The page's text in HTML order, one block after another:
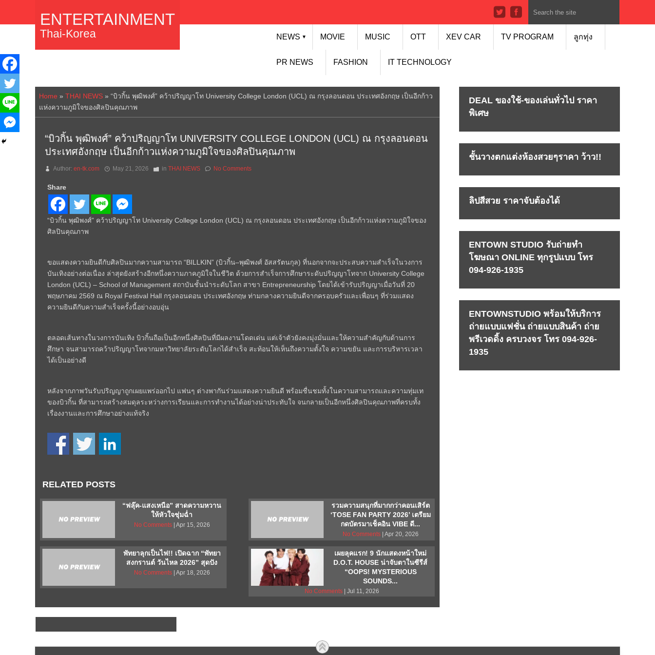
NEWS ▼ MOVIE MUSIC OTT XEV CAR TV PROGRAM ลูกทุ่ง
PR NEWS FASHION IT TECHNOLOGY
ENTERTAINMENT
Thai-Korea
Home » THAI NEWS » “บิวกิ้น พุฒิพงศ์” คว้าปริญญาโท University College London (UCL) ณ กรุงลอนดอน ประเทศอังกฤษ เป็นอีกก้าว
แห่งความภูมิใจของศิลปินคุณภาพ
“บิวกิ้น พุฒิพงศ์” คว้าปริญญาโท UNIVERSITY COLLEGE LONDON (UCL) ณ กรุงลอนดอน
ประเทศอังกฤษ เป็นอีกก้าวแห่งความภูมิใจของศิลปินคุณภาพ
Author: en-tk.com May 21, 2026 in THAI NEWS No Comments
Share
“บิวกิ้น พุฒิพงศ์” คว้าปริญญาโท University College London (UCL) ณ กรุงลอนดอน ประเทศอังกฤษ เป็นอีกก้าวแห่งความภูมิใจของ
ศิลปินคุณภาพ
ขอแสดงความยินดีกับศิลปินมากความสามารถ “BILLKIN” (บิวกิ้น–พุฒิพงศ์ อัสสรัตนกุล) ที่นอกจากจะประสบความสำเร็จในวงการ
บันเทิงอย่างต่อเนื่อง ล่าสุดยังสร้างอีกหนึ่งความภาคภูมิใจในชีวิต ด้วยการสำเร็จการศึกษาระดับปริญญาโทจาก University College
London (UCL) – School of Management สถาบันชั้นนำระดับโลก สาขา Entrepreneurship โดยได้เข้ารับปริญญาเมื่อวันที่ 20
พฤษภาคม 2569 ณ Royal Festival Hall กรุงลอนดอน ประเทศอังกฤษ ท่ามกลางความยินดีจากครอบครัวและเพื่อนๆ ที่ร่วมแสดง
ความยินดีกับความสำเร็จครั้งนี้อย่างอบอุ่น
ตลอดเส้นทางในวงการบันเทิง บิวกิ้นถือเป็นอีกหนึ่งศิลปินที่มีผลงานโดดเด่น แต่เจ้าตัวยังคงมุ่งมั่นและให้ความสำคัญกับด้านการ
ศึกษา จนสามารถคว้าปริญญาโทจากมหาวิทยาลัยระดับโลกได้สำเร็จ สะท้อนให้เห็นถึงความตั้งใจ ความขยัน และการบริหารเวลา
ได้เป็นอย่างดี
หลังจากภาพวันรับปริญญาถูกเผยแพร่ออกไป แฟนๆ ต่างพากันร่วมแสดงความยินดี พร้อมชื่นชมทั้งในความสามารถและความทุ่มเท
ของบิวกิ้น ที่สามารถสร้างสมดุลระหว่างการเรียนและการทำงานได้อย่างน่าประทับใจ จนกลายเป็นอีกหนึ่งศิลปินคุณภาพที่ครบทั้ง
เรื่องงานและการศึกษาอย่างแท้จริง
RELATED POSTS
“ฟลุ๊ค-แสงเหนือ” สาดความหวาน
ให้หัวใจชุ่มฉ่ำ
No Comments| Apr 15, 2026
รวมความสนุกที่มากกว่าคอนเสิร์ต
‘TOSE FAN PARTY 2026’ เตรียม
กดบัตรมาเช็คอิน VIBE ดี...
No Comments| Apr 20, 2026
พัทยาลุกเป็นไฟ!! เปิดฉาก “พัทยา
สงกรานต์ วันไหล 2026” สุดปัง
No Comments| Apr 18, 2026
เผยลุคแรก! 9 นักแสดงหน้าใหม่
D.O.T. HOUSE น่าจับตาในซีรีส์
“OOPS! MYSTERIOUS
SOUNDS...
No Comments| Jul 11, 2026
DEAL ของใช้-ของเล่นทั่วไป ราคา
พิเศษ
ชั้นวางตกแต่งห้องสวยๆราคา ว้าว!!
ลิปสีสวย ราคาจับต้องได้
ENTOWN STUDIO รับถ่ายทำ
โฆษณา ONLINE ทุกรูปแบบ โทร
094-926-1935
ENTOWNSTUDIO พร้อมให้บริการ
ถ่ายแบบแฟชั่น ถ่ายแบบสินค้า ถ่าย
พรีเวดดิ้ง ครบวงจร โทร 094-926-
1935